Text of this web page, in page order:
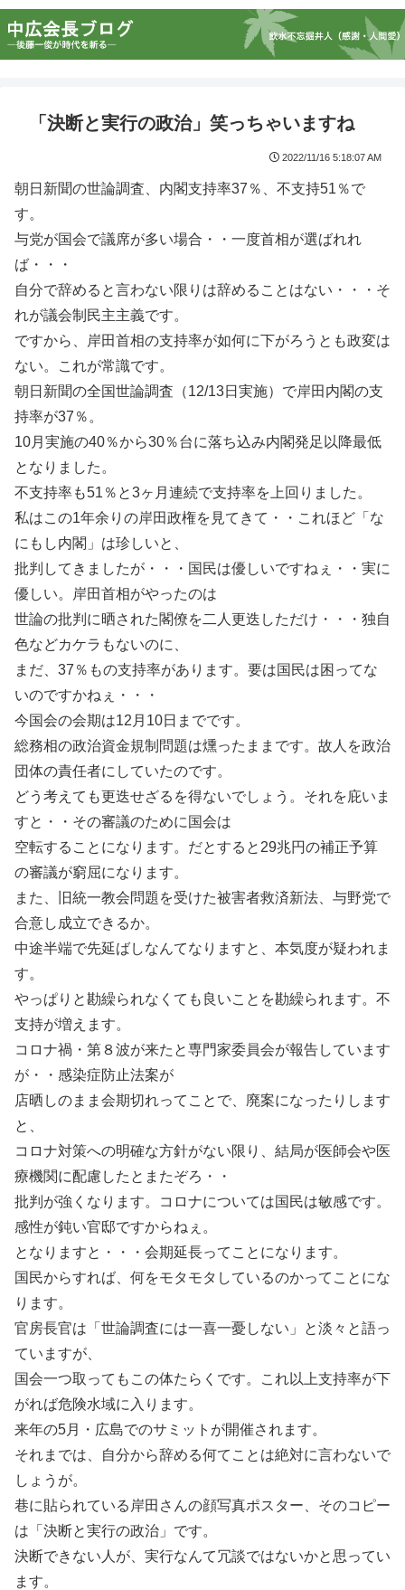
「決断と実行の政治」笑っちゃいますね
2022/11/16 5:18:07 AM
朝日新聞の世論調査、内閣支持率37％、不支持51％で
す。
与党が国会で議席が多い場合・・一度首相が選ばれれ
ば・・・
自分で辞めると言わない限りは辞めることはない・・・そ
れが議会制民主主義です。
ですから、岸田首相の支持率が如何に下がろうとも政変は
ない。これが常識です。
朝日新聞の全国世論調査（12/13日実施）で岸田内閣の支
持率が37％。
10月実施の40％から30％台に落ち込み内閣発足以降最低
となりました。
不支持率も51％と3ヶ月連続で支持率を上回りました。
私はこの1年余りの岸田政権を見てきて・・これほど「な
にもし内閣」は珍しいと、
批判してきましたが・・・国民は優しいですねぇ・・実に
優しい。岸田首相がやったのは
世論の批判に晒された閣僚を二人更迭しただけ・・・独自
色などカケラもないのに、
まだ、37％もの支持率があります。要は国民は困ってな
いのですかねぇ・・・
今国会の会期は12月10日までです。
総務相の政治資金規制問題は燻ったままです。故人を政治
団体の責任者にしていたのです。
どう考えても更迭せざるを得ないでしょう。それを庇いま
すと・・その審議のために国会は
空転することになります。だとすると29兆円の補正予算
の審議が窮屈になります。
また、旧統一教会問題を受けた被害者救済新法、与野党で
合意し成立できるか。
中途半端で先延ばしなんてなりますと、本気度が疑われま
す。
やっぱりと勘繰られなくても良いことを勘繰られます。不
支持が増えます。
コロナ禍・第８波が来たと専門家委員会が報告しています
が・・感染症防止法案が
店晒しのまま会期切れってことで、廃案になったりします
と、
コロナ対策への明確な方針がない限り、結局が医師会や医
療機関に配慮したとまたぞろ・・
批判が強くなります。コロナについては国民は敏感です。
感性が鈍い官邸ですからねぇ。
となりますと・・・会期延長ってことになります。
国民からすれば、何をモタモタしているのかってことにな
ります。
官房長官は「世論調査には一喜一憂しない」と淡々と語っ
ていますが、
国会一つ取ってもこの体たらくです。これ以上支持率が下
がれば危険水域に入ります。
来年の5月・広島でのサミットが開催されます。
それまでは、自分から辞める何てことは絶対に言わないで
しょうが。
巷に貼られている岸田さんの顔写真ポスター、そのコピー
は「決断と実行の政治」です。
決断できない人が、実行なんて冗談ではないかと思ってい
ます。